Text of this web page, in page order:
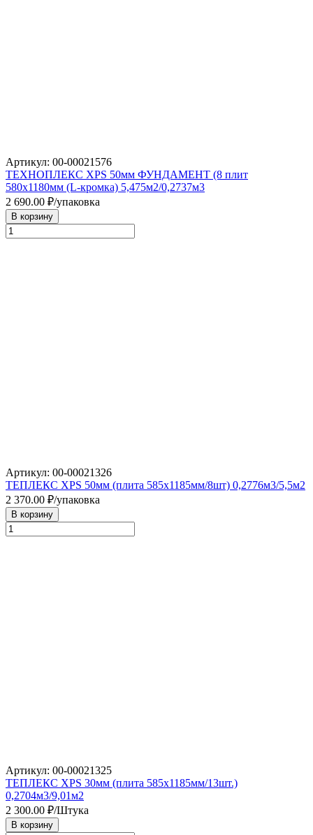
Артикул: 00-00021576
ТЕХНОПЛЕКС XPS 50мм ФУНДАМЕНТ (8 плит
580х1180мм (L-кромка) 5,475м2/0,2737м3
2 690.00 ₽/упаковка
В корзину
Артикул: 00-00021326
ТЕПЛЕКС XPS 50мм (плита 585х1185мм/8шт) 0,2776м3/5,5м2
2 370.00 ₽/упаковка
В корзину
Артикул: 00-00021325
ТЕПЛЕКС XPS 30мм (плита 585х1185мм/13шт.)
0,2704м3/9,01м2
2 300.00 ₽/Штука
В корзину